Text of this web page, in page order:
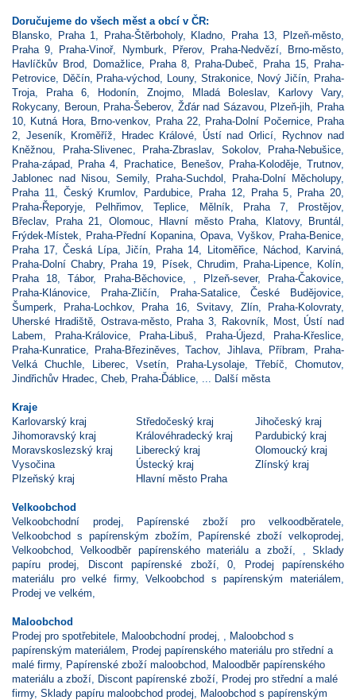
Doručujeme do všech měst a obcí v ČR:
Blansko
Praha 1 Praha-Štěrboholy, Kladno Praha 13 Plzeň-město
Praha 9
Praha-Vinoř, Nymburk Přerov, Praha-Nedvězí, Brno-město
Havlíčkův Brod
Domažlice, Praha 8 Praha-Dubeč Praha 15,
Praha-
Petrovice
Děčín, Praha-východ Louny, Strakonice, Nový Jičín
Praha-
Troja
Praha 6 Hodonín Znojmo Mladá Boleslav, Karlovy Vary,
Rokycany, Beroun, Praha-Šeberov, Žďár nad Sázavou, Plzeň-jih
Praha
10
Kutná Hora, Brno-venkov, Praha 22, Praha-Dolní Počernice,
Praha
2
Jeseník Kroměříž Hradec Králové Ústí nad Orlicí,
Rychnov nad
Kněžnou
Praha-Slivenec Praha-Zbraslav, Sokolov, Praha-Nebušice
Praha-západ
Praha 4 Prachatice, Benešov, Praha-Koloděje,Trutnov,
Jablonec nad Nisou
Semily, Praha-Suchdol Praha-Dolní Měcholupy,
Praha 11
Český Krumlov, Pardubice Praha 12, Praha 5 Praha 20
Praha-Řeporyje
Pelhřimov,Teplice Mělník Praha 7, Prostějov,
Břeclav, Praha 21 Olomouc Hlavní město Praha Klatovy, Bruntál
Frýdek-Místek
Praha-Přední Kopanina Opava Vyškov, Praha-Benice
Praha 17 ,Česká Lípa, Jičín, Praha 14 Litoměřice, Náchod Karviná
Praha-Dolní Chabry, Praha 19 Písek Chrudim Praha-Lipence, Kolín
Praha 18 ,Tábor, Praha-Běchovice, Plzeň-sever, Praha-Čakovice
Praha-Klánovice
Praha-Zličín, Praha-Satalice,České Budějovice
Šumperk
Praha-Lochkov, Praha 16, Svitavy, Zlín, Praha-Kolovraty,
Uherské Hradiště, Ostrava-město, Praha 3 Rakovník Most, Ústí nad
Labem
Praha-Královice, Praha-Libuš Praha-Újezd Praha-Křeslice
Praha-Kunratice
Praha-Březiněves ,Tachov, Jihlava, Příbram
Praha-
Velká Chuchle
Liberec Vsetín Praha-Lysolaje Třebíč Chomutov,
Jindřichův Hradec Cheb Praha-Ďáblice Další města
Kraje
Karlovarský kraj
Středočeský kraj
Jihočeský kraj
Jihomoravský kraj
Královéhradecký kraj
Pardubický kraj
Moravskoslezský kraj
Liberecký kraj
Olomoucký kraj
Vysočina
Ústecký kraj
Zlínský kraj
Plzeňský kraj
Hlavní město Praha
Velkoobchod
Velkoobchodní prodej
Papírenské zboží pro velkoodběratele
Velkoobchod s papírenským zbožím
Papírenské zboží velkoprodej
Velkoobchod ,Velkoodběr papírenského materiálu a zboží ,Sklady
papíru prodej
Discont papírenské zboží,0
Prodej papírenského
materiálu pro velké firmy,Velkoobchod s papírenským materiálem
Prodej ve velkém
Maloobchod
Prodej pro spotřebitele
Maloobchodní prodej
Maloobchod s
papírenským materiálem
Prodej papírenského materiálu pro střední a
malé firmy, Papírenské zboží maloobchod
Maloodběr papírenského
materiálu a zboží
Discont papírenské zboží
Prodej pro střední a malé
firmy, Sklady papíru maloobchod prodej
Maloobchod s papírenským